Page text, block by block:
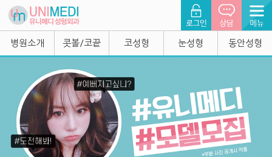
병원소개 콧볼/코끝 코성형 눈성형 동안성형